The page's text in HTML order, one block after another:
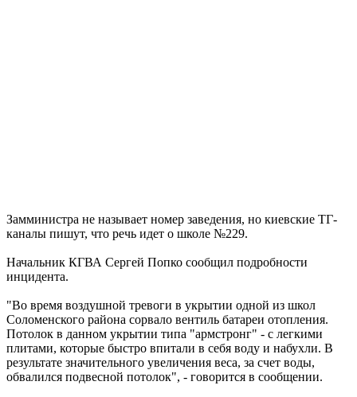
Замминистра не называет номер заведения, но киевские ТГ-
каналы пишут, что речь идет о школе №229.
Начальник КГВА Сергей Попко сообщил подробности
инцидента.
"Во время воздушной тревоги в укрытии одной из школ
Соломенского района сорвало вентиль батареи отопления.
Потолок в данном укрытии типа "армстронг" - с легкими
плитами, которые быстро впитали в себя воду и набухли. В
результате значительного увеличения веса, за счет воды,
обвалился подвесной потолок", - говорится в сообщении.